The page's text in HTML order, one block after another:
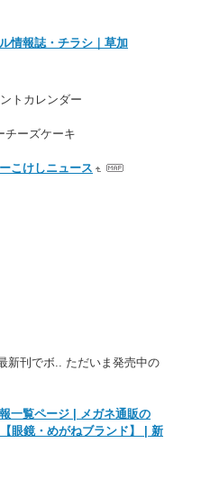
情報誌・チラシ｜草加
トカレンダー
チーズケーキ
こけしニュース
新刊でボ.. ただいま発売中の
一覧ページ | メガネ通販の
眼鏡・めがねブランド】 | 新